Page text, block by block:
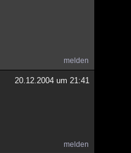
melden
20.12.2004 um 21:41
melden